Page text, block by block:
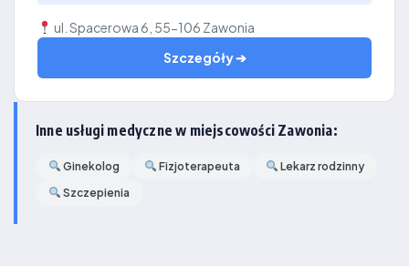
ul. Spacerowa 6, 55-106 Zawonia
Szczegóły ➔
Inne usługi medyczne w miejscowości Zawonia:
Ginekolog Fizjoterapeuta
Lekarz rodzinny
Szczepienia